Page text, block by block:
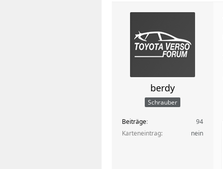
berdy
Schrauber
Beiträge
94
Karteneintrag
nein